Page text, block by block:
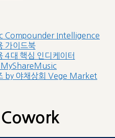
Compounder Intelligence
가이드북
4대 핵심 인디케이터
by 야채상회 Vege Market